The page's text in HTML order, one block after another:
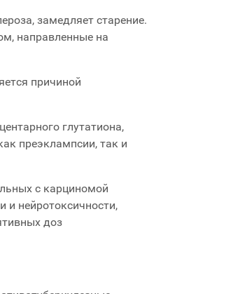
замедляет старение.
направленные на
причиной
глутатиона,
преэклампсии, так и
с карциномой
нейротоксичности,
доз